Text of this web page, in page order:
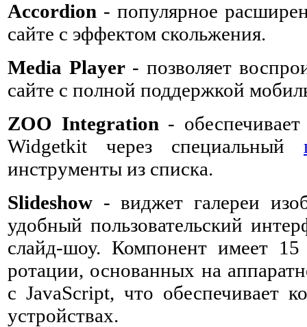
Accordion - популярное
сайте с эффектом скольжения.
Media Player- позволяет
сайте с полной поддержкой
ZOO Integration -
Widgetkit через специальный
инструменты из списка.
Slideshow - виджет галереи
удобный пользовательский
слайд-шоу. Компонент имеет 15
ротации, основанных на
с JavaScript, что обеспечивает
устройствах.